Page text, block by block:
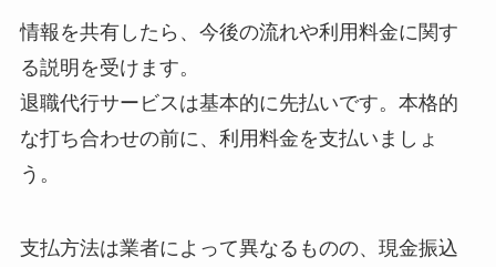
情報を共有したら、今後の流れや利用料金に関す
る説明を受けます。
退職代行サービスは基本的に先払いです。本格的
な打ち合わせの前に、利用料金を支払いましょ
う。
支払方法は業者によって異なるものの、現金振込